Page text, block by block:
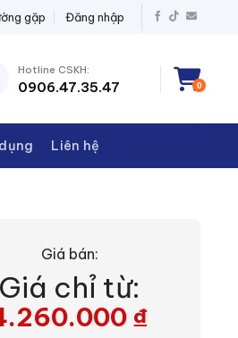
gặp Đăng nhập
Hotline CSKH:
0906.47.35.47 0
Liên hệ
Giá bán:
Giá chỉ từ:
₫